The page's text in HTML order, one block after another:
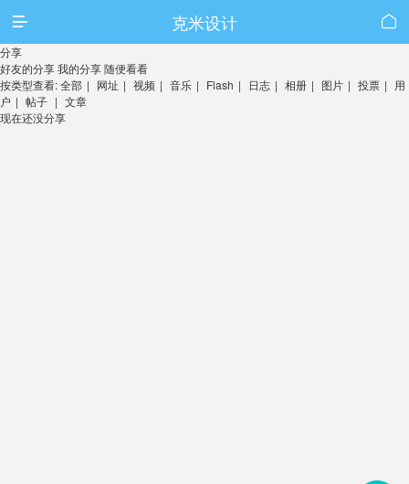
 克米设计 
分享
好友的分享我的分享随便看看
按类型查看:全部 | 网址 | 视频 | 音乐 | Flash | 日志 | 相册 | 图片 | 投票 | 用
户 | 帖子 | 文章
现在还没分享